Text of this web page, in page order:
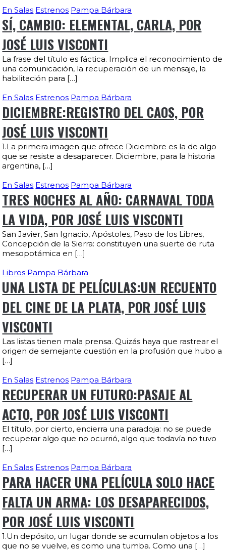
En Salas Estrenos Pampa Bárbara
SÍ, CAMBIO: ELEMENTAL, CARLA, POR
JOSÉ LUIS VISCONTI
La frase del título es fáctica. Implica el reconocimiento de
una comunicación, la recuperación de un mensaje, la
habilitación para […]
En Salas Estrenos Pampa Bárbara
DICIEMBRE:REGISTRO DEL CAOS, POR
JOSÉ LUIS VISCONTI
1.La primera imagen que ofrece Diciembre es la de algo
que se resiste a desaparecer. Diciembre, para la historia
argentina, […]
En Salas Estrenos Pampa Bárbara
TRES NOCHES AL AÑO: CARNAVAL TODA
LA VIDA, POR JOSÉ LUIS VISCONTI
San Javier, San Ignacio, Apóstoles, Paso de los Libres,
Concepción de la Sierra: constituyen una suerte de ruta
mesopotámica en […]
Libros Pampa Bárbara
UNA LISTA DE PELÍCULAS:UN RECUENTO
DEL CINE DE LA PLATA, POR JOSÉ LUIS
VISCONTI
Las listas tienen mala prensa. Quizás haya que rastrear el
origen de semejante cuestión en la profusión que hubo a
[…]
En Salas Estrenos Pampa Bárbara
RECUPERAR UN FUTURO:PASAJE AL
ACTO, POR JOSÉ LUIS VISCONTI
El título, por cierto, encierra una paradoja: no se puede
recuperar algo que no ocurrió, algo que todavía no tuvo
[…]
En Salas Estrenos Pampa Bárbara
PARA HACER UNA PELÍCULA SOLO HACE
FALTA UN ARMA: LOS DESAPARECIDOS,
POR JOSÉ LUIS VISCONTI
1.Un depósito, un lugar donde se acumulan objetos a los
que no se vuelve, es como una tumba. Como una […]